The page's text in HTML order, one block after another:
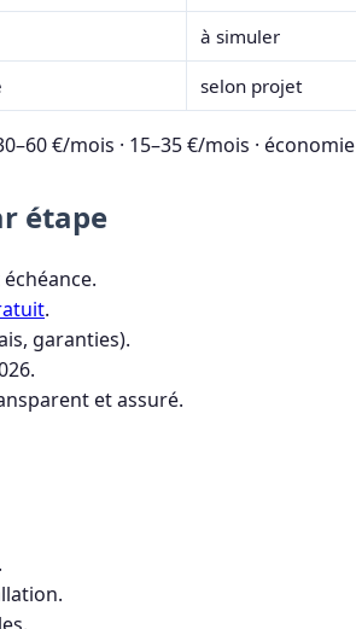
à simuler
selon projet
€/mois · 15–35 €/mois ·
étape
.
garanties).
et assuré.